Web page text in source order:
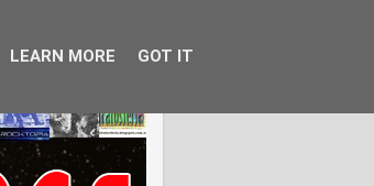
LEARN MORE GOT IT